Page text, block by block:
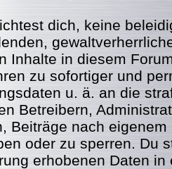
dich, keine
Inhalte in diesem
zu sofortiger und
u. ä. an die
Betreibern,
Beiträge nach
oder zu sperren. Du
erhobenen Daten